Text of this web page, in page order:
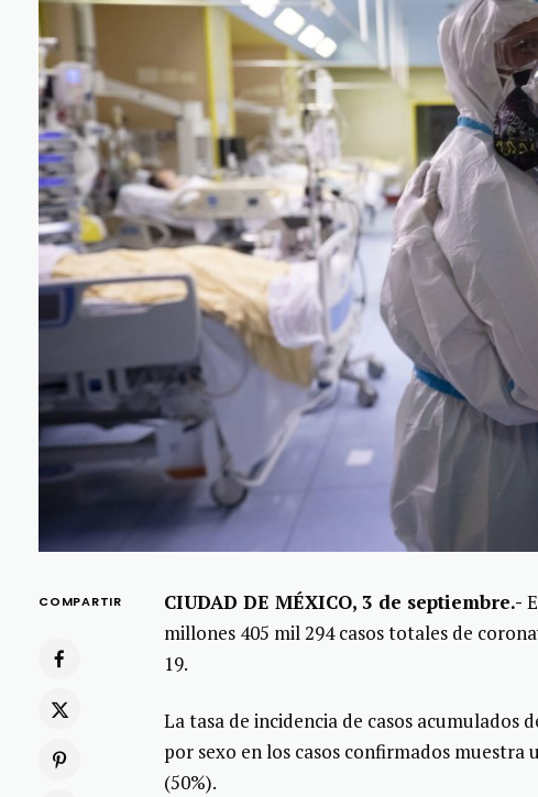
COMPARTIR CIUDAD DE MÉXICO, 3 de septiembre.-
millones 405 mil 294 casos totales de
19.
La tasa de incidencia de casos acumulados
por sexo en los casos confirmados
(50%).